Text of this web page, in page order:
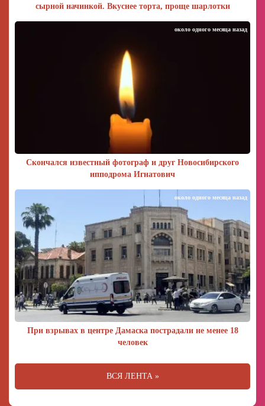
сырной начинкой. Вкуснее торта, проще шарлотки
Скончался известный фотограф и друг Новосибирского
ипподрома Игнатович
около одного месяца назад
При взрывах в центре Дамаска пострадали не менее 18
человек
около одного месяца назад
ВСЯ ЛЕНТА »